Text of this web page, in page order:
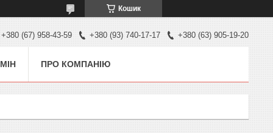
Кошик
+380 (67) 958-43-59 +380 (93) 740-17-17 +380 (63) 905-19-20
ПРО КОМПАНІЮ